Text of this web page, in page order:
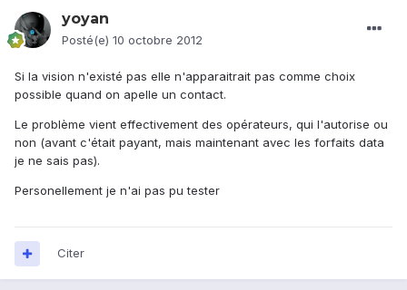
yoyan
Posté(e) 10 octobre 2012
Si la vision n'existé pas elle n'apparaitrait pas comme choix
possible quand on apelle un contact.
Le problème vient effectivement des opérateurs, qui l'autorise ou
non (avant c'était payant, mais maintenant avec les forfaits data
je ne sais pas).
Personellement je n'ai pas pu tester
Citer